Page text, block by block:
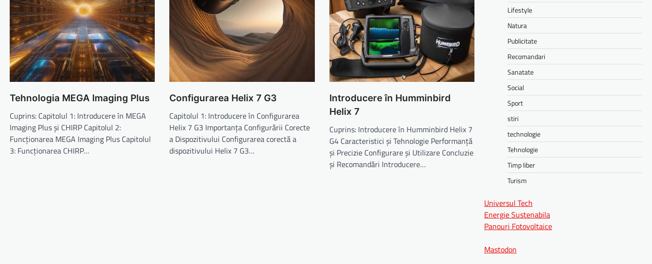
Tehnologia MEGA Imaging Plus
Cuprins: Capitolul 1: Introducere în MEGA
Imaging Plus și CHIRP Capitolul 2:
Funcționarea MEGA Imaging Plus Capitolul
3: Funcționarea CHIRP…
Configurarea Helix 7 G3
Capitolul 1: Introducere în Configurarea
Helix 7 G3 Importanța Configurării Corecte
a Dispozitivului Configurarea corectă a
dispozitivului Helix 7 G3…
Introducere în Humminbird
Helix 7
Cuprins: Introducere în Humminbird Helix 7
G4 Caracteristici și Tehnologie Performanță
și Precizie Configurare și Utilizare Concluzie
și Recomandări Introducere…
Lifestyle
Natura
Publicitate
Recomandari
Sanatate
Social
Sport
stiri
technologie
Tehnologie
Timp liber
Turism
Universul Tech
Energie Sustenabila
Panouri Fotovoltaice
Mastodon